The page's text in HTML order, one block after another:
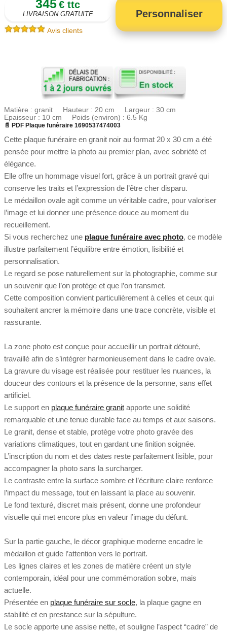
345€ ttc
LIVRAISON GRATUITE Personnaliser
Avis clients
Matière : granit Hauteur : 20 cm Largeur : 30 cm
Epaisseur : 10 cm Poids (environ) : 6.5 Kg
📄 PDF Plaque funéraire 1690537474003
Cette plaque funéraire en granit noir au format 20 x 30 cm a été
pensée pour mettre la photo au premier plan, avec sobriété et
élégance.
Elle offre un hommage visuel fort, grâce à un portrait gravé qui
conserve les traits et l’expression de l’être cher disparu.
Le médaillon ovale agit comme un véritable cadre, pour valoriser
l’image et lui donner une présence douce au moment du
recueillement.
Si vous recherchez une plaque funéraire avec photo, ce modèle
illustre parfaitement l’équilibre entre émotion, lisibilité et
personnalisation.
Le regard se pose naturellement sur la photographie, comme sur
un souvenir que l’on protège et que l’on transmet.
Cette composition convient particulièrement à celles et ceux qui
souhaitent ancrer la mémoire dans une trace concrète, visible et
rassurante.
La zone photo est conçue pour accueillir un portrait détouré,
travaillé afin de s’intégrer harmonieusement dans le cadre ovale.
La gravure du visage est réalisée pour restituer les nuances, la
douceur des contours et la présence de la personne, sans effet
artificiel.
Le support en plaque funéraire granit apporte une solidité
remarquable et une tenue durable face au temps et aux saisons.
Le granit, dense et stable, protège votre photo gravée des
variations climatiques, tout en gardant une finition soignée.
L’inscription du nom et des dates reste parfaitement lisible, pour
accompagner la photo sans la surcharger.
Le contraste entre la surface sombre et l’écriture claire renforce
l’impact du message, tout en laissant la place au souvenir.
Le fond texturé, discret mais présent, donne une profondeur
visuelle qui met encore plus en valeur l’image du défunt.
Sur la partie gauche, le décor graphique moderne encadre le
médaillon et guide l’attention vers le portrait.
Les lignes claires et les zones de matière créent un style
contemporain, idéal pour une commémoration sobre, mais
actuelle.
Présentée en plaque funéraire sur socle, la plaque gagne en
stabilité et en prestance sur la sépulture.
Le socle apporte une assise nette, et souligne l’aspect “cadre” de